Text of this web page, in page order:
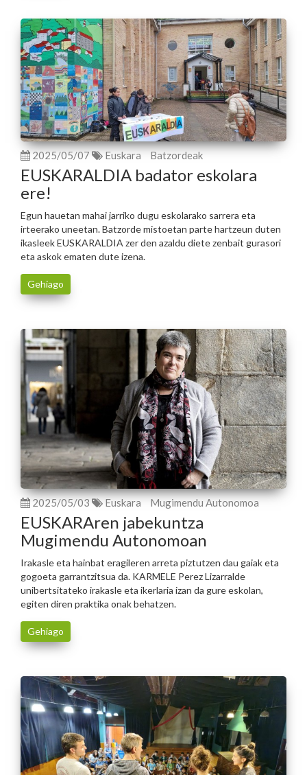
2025/05/07 Euskara Batzordeak
EUSKARALDIA badator eskolara
ere!
Egun hauetan mahai jarriko dugu eskolarako sarrera eta
irteerako uneetan. Batzorde mistoetan parte hartzeun duten
ikasleek EUSKARALDIA zer den azaldu diete zenbait gurasori
eta askok ematen dute izena.
Gehiago
2025/05/03 Euskara Mugimendu Autonomoa
EUSKARAren jabekuntza
Mugimendu Autonomoan
Irakasle eta hainbat eragileren arreta piztutzen dau gaiak eta
gogoeta garrantzitsua da. KARMELE Perez Lizarralde
unibertsitateko irakasle eta ikerlaria izan da gure eskolan,
egiten diren praktika onak behatzen.
Gehiago